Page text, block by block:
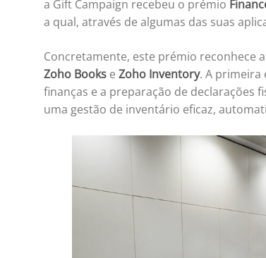
a Gift Campaign recebeu o prémio
a qual, através de algumas das suas
Concretamente, este prémio reconhece
Zoho Books e Zoho Inventory. A primeira
finanças e a preparação de declarações
uma gestão de inventário eficaz,